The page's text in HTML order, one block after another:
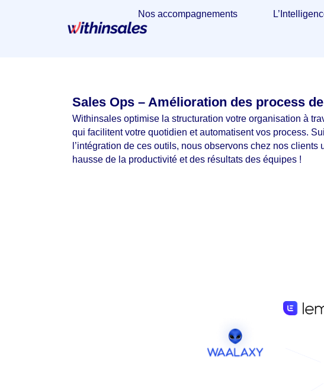
Nos accompagnements
Sales Ops – Amélioration des process
Withinsales optimise la structuration votre organisation à
qui facilitent votre quotidien et automatisent vos process.
l’intégration de ces outils, nous observons chez nos clients
hausse de la productivité et des résultats des équipes !